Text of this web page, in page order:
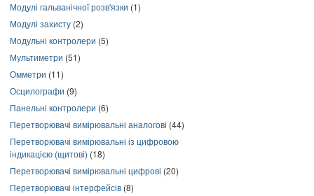
Модулі гальванічної розв'язки (1)
Модулі захисту (2)
Модульні контролери (5)
Мультиметри (51)
Омметри (11)
Осцилографи (9)
Панельні контролери (6)
Перетворювачі вимірювальні аналогові (44)
Перетворювачі вимірювальні із цифровою
індикацією (щитові) (18)
Перетворювачі вимірювальні цифрові (20)
Перетворювачі інтерфейсів (8)